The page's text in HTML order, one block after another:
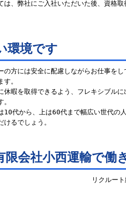
は、弊社にご入社いただいた後、資格
環境です
の方には安全に配慮しながらお仕事を
。
休暇を取得できるよう、フレキシブル
10代から、上は60代まで幅広い世代の
けるでしょう。
限会社小西運輸で働